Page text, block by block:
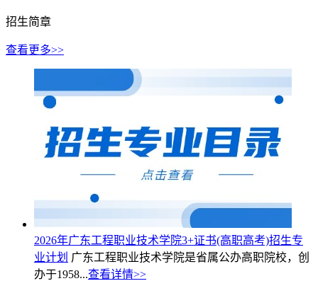
招生简章
查看更多>>
2026年广东工程职业技术学院3+证书(高职高考)招生专
业计划 广东工程职业技术学院是省属公办高职院校，创
办于1958...查看详情>>